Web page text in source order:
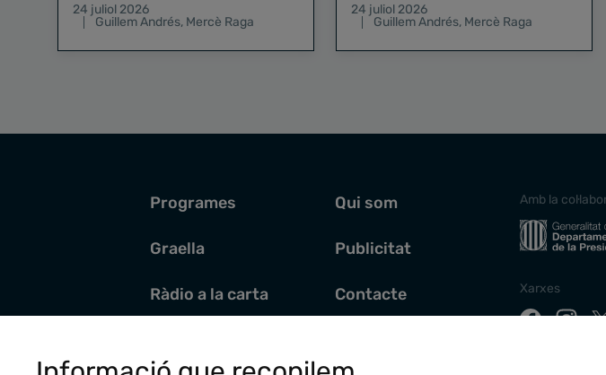
24 juliol 2026
Guillem Andrés, Mercè Raga
24 juliol 2026
Guillem Andrés, Mercè Raga
Programes
Graella
Ràdio a la carta
Qui som
Publicitat
Contacte
Amb la
Xarxes